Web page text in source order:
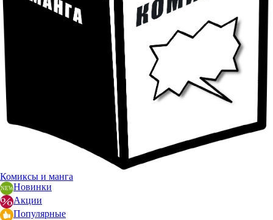
Комиксы и манга
Новинки
Акции
Популярные